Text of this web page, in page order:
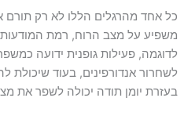
כל אחד מהרגלים הללו לא רק תורם
משפיע על מצב הרוח, רמת
לדוגמה, פעילות גופנית ידועה
לשחרור אנדורפינים, בעוד שיכולת
בעזרת יומן תודה יכולה לשפר את